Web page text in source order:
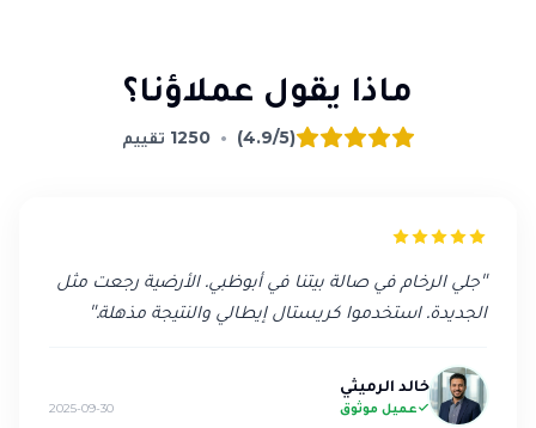
ماذا يقول عملاؤنا؟
(4.9/5)
•
1250 تقييم
"جلي الرخام في صالة بيتنا في أبوظبي. الأرضية رجعت مثل
الجديدة. استخدموا كريستال إيطالي والنتيجة مذهلة."
خالد الرميثي
عميل موثوق 2025-09-30